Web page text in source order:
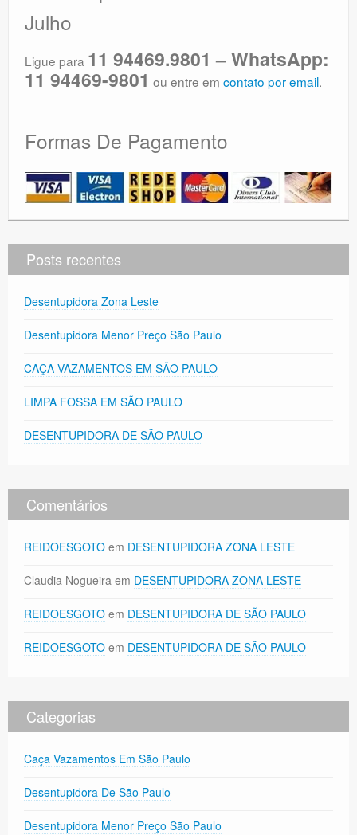
Julho
Ligue para 11 94469.9801 – WhatsApp:
11 94469-9801 ou entre em contato por email.
Formas De Pagamento
Posts recentes
Desentupidora Zona Leste
Desentupidora Menor Preço São Paulo
CAÇA VAZAMENTOS EM SÃO PAULO
LIMPA FOSSA EM SÃO PAULO
DESENTUPIDORA DE SÃO PAULO
Comentários
REIDOESGOTO em DESENTUPIDORA ZONA LESTE
Claudia Nogueira em DESENTUPIDORA ZONA LESTE
REIDOESGOTO em DESENTUPIDORA DE SÃO PAULO
REIDOESGOTO em DESENTUPIDORA DE SÃO PAULO
Categorias
Caça Vazamentos Em São Paulo
Desentupidora De São Paulo
Desentupidora Menor Preço São Paulo